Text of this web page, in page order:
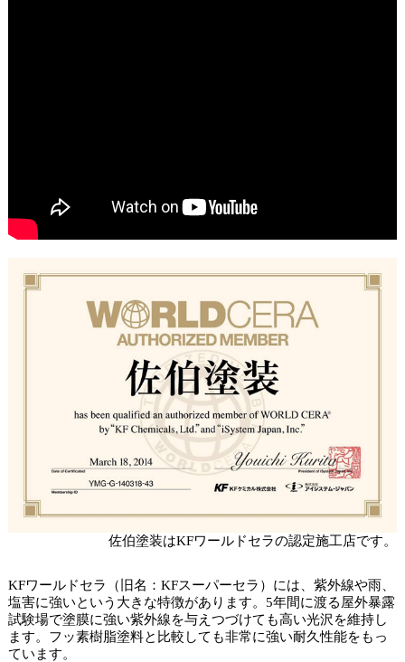
佐伯塗装はKFワールドセラの認定施工店です。
KFワールドセラ（旧名：KFスーパーセラ）には、紫外線や雨、
塩害に強いという大きな特徴があります。5年間に渡る屋外暴露
試験場で塗膜に強い紫外線を与えつづけても高い光沢を維持し
ます。フッ素樹脂塗料と比較しても非常に強い耐久性能をもっ
ています。